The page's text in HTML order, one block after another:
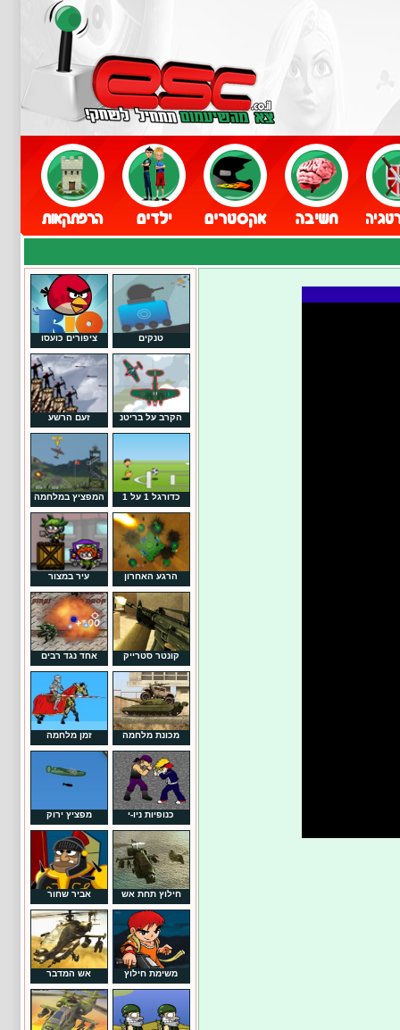
טנקים ציפורים כועסו
הקרב על בריטנ זעם הרשע
כדורגל 1 על 1 המפציץ במלחמה
הרגע האחרון עיר במצור
קונטר סטרייק אחד נגד רבים
מכונת מלחמה זמן מלחמה
כנופיות ניו-י מפציץ ירוק
חילוץ תחת אש אביר שחור
משימת חילוץ אש המדבר